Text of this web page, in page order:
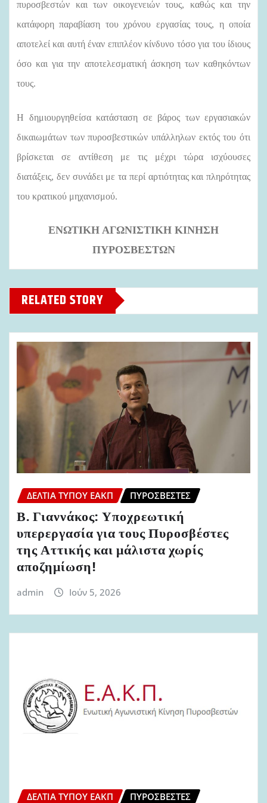
πυροσβεστών και των οικογενειών τους, καθώς και την
κατάφορη παραβίαση του χρόνου εργασίας τους, η οποία
αποτελεί και αυτή έναν επιπλέον κίνδυνο τόσο για του ίδιους
όσο και για την αποτελεσματική άσκηση των καθηκόντων
τους.
Η δημιουργηθείσα κατάσταση σε βάρος των εργασιακών
δικαιωμάτων των πυροσβεστικών υπάλληλων εκτός του ότι
βρίσκεται σε αντίθεση με τις μέχρι τώρα ισχύουσες
διατάξεις, δεν συνάδει με τα περί αρτιότητας και πληρότητας
του κρατικού μηχανισμού.
ΕΝΩΤΙΚΗ ΑΓΩΝΙΣΤΙΚΗ ΚΙΝΗΣΗ
ΠΥΡΟΣΒΕΣΤΩΝ
RELATED STORY
ΔΕΛΤΊΑ ΤΎΠΟΥ ΕΑΚΠ ΠΥΡΟΣΒΈΣΤΕΣ
Β. Γιαννάκος: Υποχρεωτική
υπερεργασία για τους Πυροσβέστες
της Αττικής και μάλιστα χωρίς
αποζημίωση!
admin Ιούν 5, 2026
ΔΕΛΤΊΑ ΤΎΠΟΥ ΕΑΚΠ ΠΥΡΟΣΒΈΣΤΕΣ